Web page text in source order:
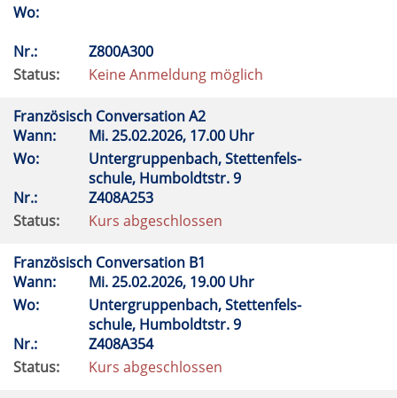
Wo:
Nr.:
Z800A300
Status:
Keine Anmeldung möglich
Französisch Conversation A2
Wann:
Mi.25.02.2026, 17.00 Uhr
Wo:
Untergruppenbach, Stettenfels-
schule, Humboldtstr. 9
Nr.:
Z408A253
Status:
Kurs abgeschlossen
Französisch Conversation B1
Wann:
Mi.25.02.2026, 19.00 Uhr
Wo:
Untergruppenbach, Stettenfels-
schule, Humboldtstr. 9
Nr.:
Z408A354
Status:
Kurs abgeschlossen